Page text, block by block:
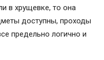
в хрущевке, то она
доступны, проходы
предельно логично и